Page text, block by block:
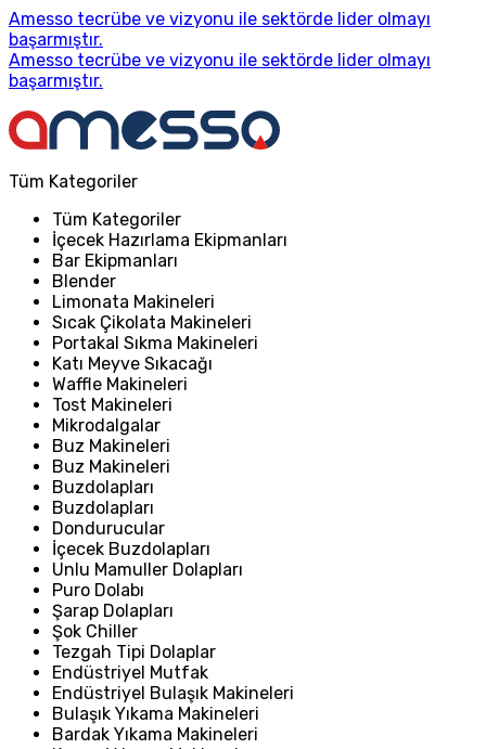
Amesso tecrübe ve vizyonu ile sektörde lider olmayı
başarmıştır.
Amesso tecrübe ve vizyonu ile sektörde lider olmayı
başarmıştır.
Tüm Kategoriler
Tüm Kategoriler
İçecek Hazırlama Ekipmanları
Bar Ekipmanları
Blender
Limonata Makineleri
Sıcak Çikolata Makineleri
Portakal Sıkma Makineleri
Katı Meyve Sıkacağı
Waffle Makineleri
Tost Makineleri
Mikrodalgalar
Buz Makineleri
Buz Makineleri
Buzdolapları
Buzdolapları
Dondurucular
İçecek Buzdolapları
Unlu Mamuller Dolapları
Puro Dolabı
Şarap Dolapları
Şok Chiller
Tezgah Tipi Dolaplar
Endüstriyel Mutfak
Endüstriyel Bulaşık Makineleri
Bulaşık Yıkama Makineleri
Bardak Yıkama Makineleri